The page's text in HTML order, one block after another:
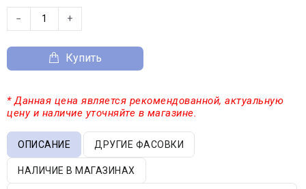
− +
Купить
* Данная цена является рекомендованной, актуальную
цену и наличие уточняйте в магазине.
ОПИСАНИЕ ДРУГИЕ ФАСОВКИ
НАЛИЧИЕ В МАГАЗИНАХ